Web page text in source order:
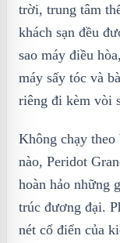
trời, trung tâm
khách sạn đều
sao máy điều
máy sấy tóc và
riêng đi kèm vòi
Không chạy
nào, Peridot
hoàn hảo những
trúc đương đại.
nét cổ điển của